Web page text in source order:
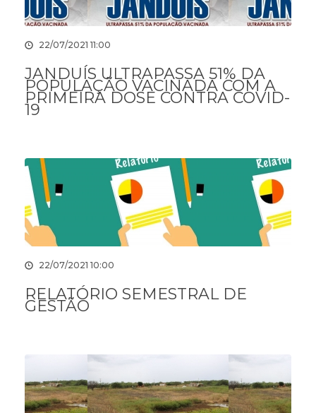
22/07/2021 11:00
JANDUÍS ULTRAPASSA 51% DA
POPULAÇÃO VACINADA COM A
PRIMEIRA DOSE CONTRA COVID-
19
22/07/2021 10:00
RELATÓRIO SEMESTRAL DE
GESTÃO